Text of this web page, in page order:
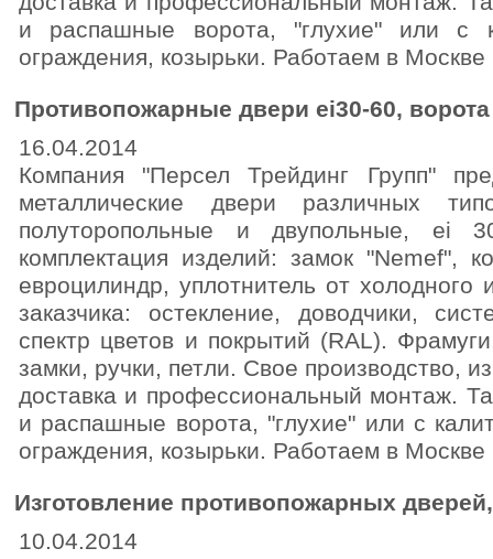
и распашные ворота, "глухие" или с
ограждения, козырьки. Работаем в
Противопожарные двери ei30-60,
16.04.2014
Компания "Персел Трейдинг Групп"
металлические двери различных
полуторопольные и двупольные, ei
комплектация изделий: замок "Nemef",
евроцилиндр, уплотнитель от
заказчика: остекление, доводчики,
спектр цветов и покрытий (RAL).
замки, ручки, петли. Свое производство,
доставка и профессиональный монтаж.
и распашные ворота, "глухие" или с
ограждения, козырьки. Работаем в
Изготовление противопожарных
10.04.2014